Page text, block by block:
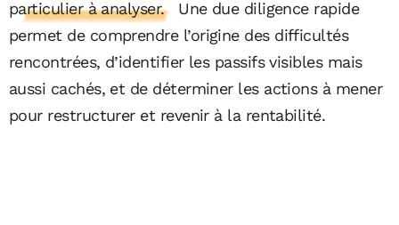
particulier à analyser.
Une due diligence rapide
permet de comprendre l’origine des difficultés
rencontrées, d’identifier les passifs visibles mais
aussi cachés, et de déterminer les actions à mener
pour restructurer et revenir à la rentabilité.